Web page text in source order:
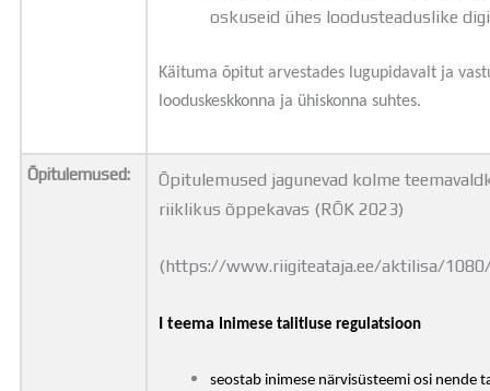
oskuseid ühes loodusteaduslike
Käituma õpitut arvestades lugupidavalt ja
looduskeskkonna ja ühiskonna suhtes.
Õpitulemused:
Õpitulemused jagunevad kolme
riiklikus õppekavas (RÕK 2023)
(https://www.riigiteataja.ee/aktilisa/
I teema Inimese talitluse regulatsioon
seostab inimese närvisüsteemi osi nende